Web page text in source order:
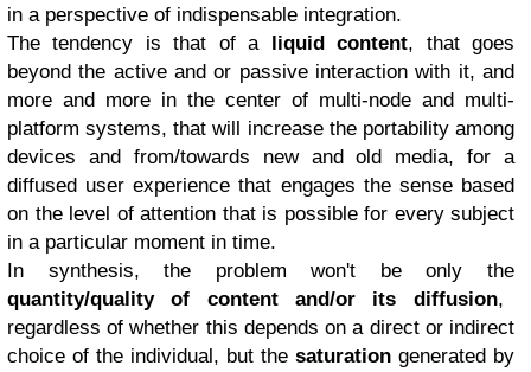
in a perspective of indispensable integration.
The tendency is that of a liquid content, that goes
beyond the active and or passive interaction with it, and
more and more in the center of multi-node and multi-
platform systems, that will increase the portability among
devices and from/towards new and old media, for a
diffused user experience that engages the sense based
on the level of attention that is possible for every subject
in a particular moment in time.
In synthesis, the problem won't be only the
quantity/quality of content and/or its diffusion,
regardless of whether this depends on a direct or indirect
choice of the individual, but the saturation generated by